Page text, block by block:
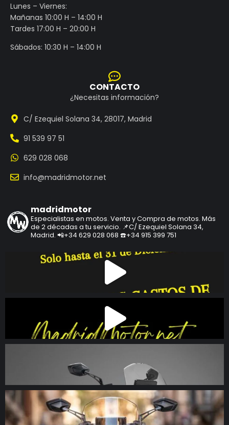
Lunes – Viernes:
Mañanas 10:00 H – 14:00 H
Tardes 17:00 H – 20:00 H
Sábados: 10:30 H – 14:00 H
CONTACTO
¿Necesitas información?
C/ Ezequiel Solana 34, 28017, Madrid
91 539 97 51
629 028 068
info@madridmotor.net
madridmotor
Especialistas en motos. Venta y Compra de motos. Más
de 2 décadas a tu servicio. 📌C/ Ezequiel Solana 34,
Madrid. 📲+34 629 028 068 ☎️+34 915 399 751